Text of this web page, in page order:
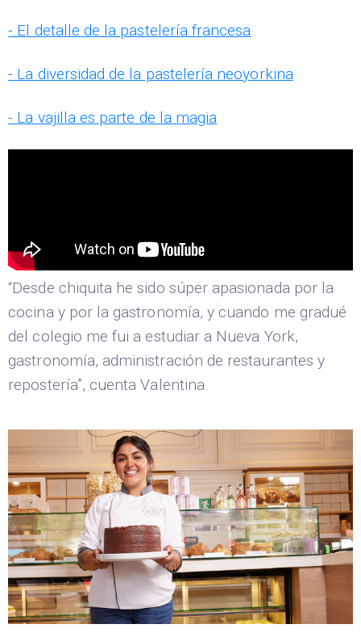
- El detalle de la pastelería francesa
- La diversidad de la pastelería neoyorkina
- La vajilla es parte de la magia
“Desde chiquita he sido súper apasionada por la
cocina y por la gastronomía, y cuando me gradué
del colegio me fui a estudiar a Nueva York,
gastronomía, administración de restaurantes y
repostería”, cuenta Valentina.